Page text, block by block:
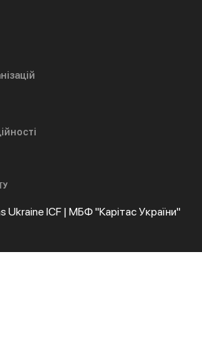
ICF | МБФ "Карітас України"